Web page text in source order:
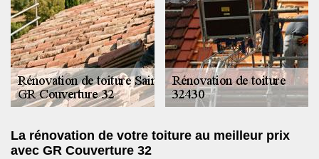
La rénovation de votre toiture au meilleur prix
avec GR Couverture 32